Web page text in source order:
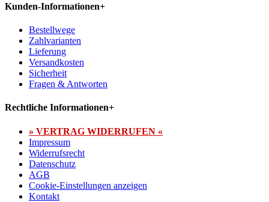
Kunden-Informationen+
Bestellwege
Zahlvarianten
Lieferung
Versandkosten
Sicherheit
Fragen & Antworten
Rechtliche Informationen+
» VERTRAG WIDERRUFEN «
Impressum
Widerrufsrecht
Datenschutz
AGB
Cookie-Einstellungen anzeigen
Kontakt